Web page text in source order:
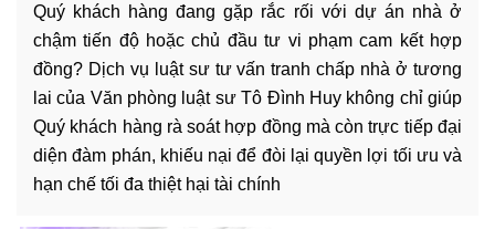
LIÊN
HỆ
Quý khách hàng đang gặp rắc rối với dự án nhà ở
chậm tiến độ hoặc chủ đầu tư vi phạm cam kết hợp
đồng? Dịch vụ luật sư tư vấn tranh chấp nhà ở tương
lai của Văn phòng luật sư Tô Đình Huy không chỉ giúp
Quý khách hàng rà soát hợp đồng mà còn trực tiếp đại
diện đàm phán, khiếu nại để đòi lại quyền lợi tối ưu và
hạn chế tối đa thiệt hại tài chính